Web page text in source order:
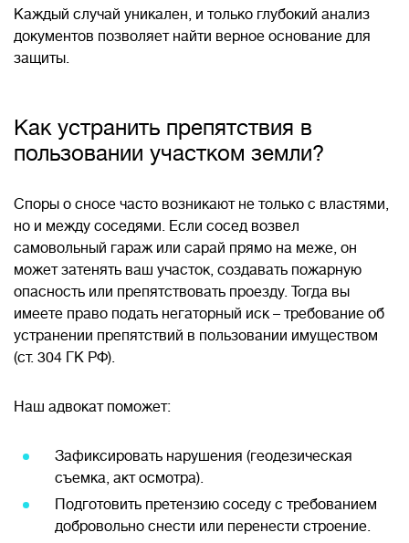
Каждый случай уникален, и только глубокий анализ
документов позволяет найти верное основание для
защиты.
Как устранить препятствия в
пользовании участком земли?
Споры о сносе часто возникают не только с властями,
но и между соседями. Если сосед возвел
самовольный гараж или сарай прямо на меже, он
может затенять ваш участок, создавать пожарную
опасность или препятствовать проезду. Тогда вы
имеете право подать негаторный иск – требование об
устранении препятствий в пользовании имуществом
(ст. 304 ГК РФ).
Наш адвокат поможет:
Зафиксировать нарушения (геодезическая
съемка, акт осмотра).
Подготовить претензию соседу с требованием
добровольно снести или перенести строение.